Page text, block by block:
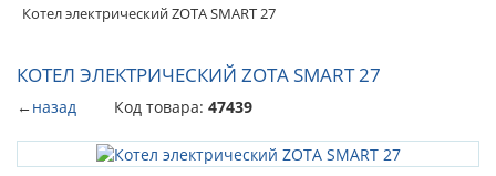
Котел электрический ZOTA SMART 27
КОТЕЛ ЭЛЕКТРИЧЕСКИЙ ZOTA SMART 27
←назад Код товара: 47439